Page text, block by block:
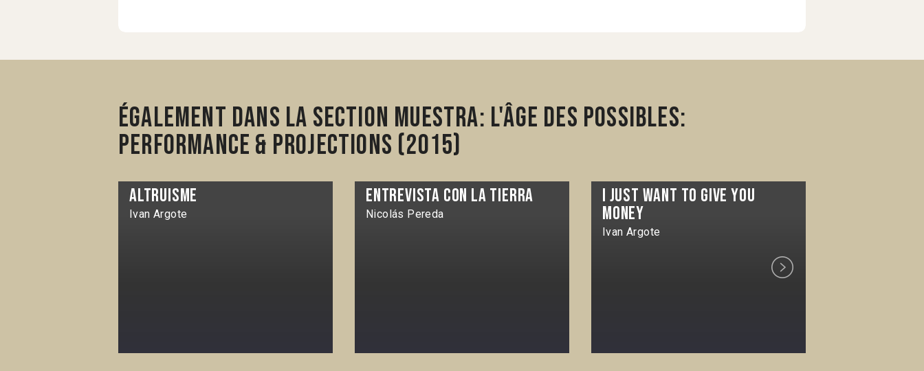
Également dans la section Muestra: L'âge des possibles:
Performance & projections (2015)
Altruisme
Ivan Argote
Entrevista con la tierra
Nicolás Pereda
I just want to give you
money
Ivan Argote
Next